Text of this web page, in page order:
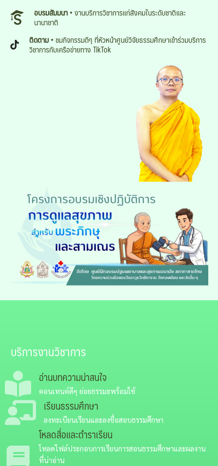
อบรมสัมมนา• งานบริการวิชาการแก่สังคมในระดับชาติและ
นานาชาติ
ติดตาม• ชมกิจกรรมดีๆ ที่หัวหน้าศูนย์วิจัยธรรมศึกษาเข้าร่วมบริการ
วิชาการกับเครือข่ายทาง TikTok
บริการงานวิชาการ
อ่านบทความน่าสนใจ
คอนเทนต์ดีๆ ย่อยธรรมะพร้อมใช้
เรียนธรรมศึกษา
ลงทะเบียนเรียนและลงชื่อสอบธรรมศึกษา
โหลดสื่อและตำราเรียน
โหลดไฟล์ประกอบการเรียนการสอนธรรมศึกษาและผลงาน
ที่น่าอ่าน